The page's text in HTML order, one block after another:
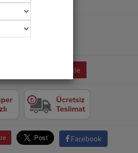
TL
Sepete Ekle
Facebook